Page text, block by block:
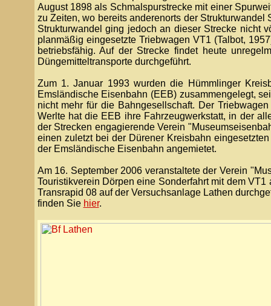
August 1898 als Schmalspurstrecke mit einer
zu Zeiten, wo bereits anderenorts der
Strukturwandel ging jedoch an dieser Strecke nicht
planmäßig eingesetzte Triebwagen VT1 (Talbot,
betriebsfähig. Auf der Strecke findet heute
Düngemitteltransporte durchgeführt.
Zum 1. Januar 1993 wurden die Hümmlinger
Emsländische Eisenbahn (EEB) zusammengelegt,
nicht mehr für die Bahngesellschaft. Der
Werlte hat die EEB ihre Fahrzeugwerkstatt, in der
der Strecken engagierende Verein
einen zuletzt bei der Dürener Kreisbahn
der Emsländische Eisenbahn angemietet.
Am 16. September 2006 veranstaltete der Verein
Touristikverein Dörpen eine Sonderfahrt mit dem
Transrapid 08 auf der Versuchsanlage Lathen
finden Sie hier.